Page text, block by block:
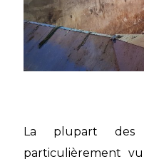
La plupart
particulièrement